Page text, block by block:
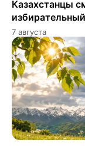
Казахстанцы
7 августа